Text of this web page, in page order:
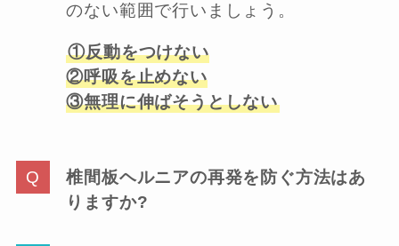
のない範囲で行いましょう。
①反動をつけない
②呼吸を止めない
③無理に伸ばそうとしない
椎間板ヘルニアの再発を防ぐ方法はあ
りますか?